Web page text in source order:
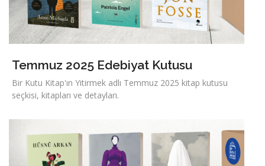
Temmuz 2025 Edebiyat Kutusu
Bir Kutu Kitap'ın Yitirmek adlı Temmuz 2025 kitap kutusu
seçkisi, kitapları ve detayları.